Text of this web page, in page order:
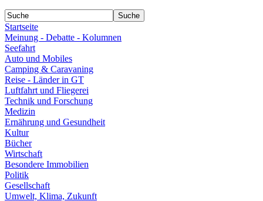
Startseite
Meinung - Debatte - Kolumnen
Seefahrt
Auto und Mobiles
Camping & Caravaning
Reise - Länder in GT
Luftfahrt und Fliegerei
Technik und Forschung
Medizin
Ernährung und Gesundheit
Kultur
Bücher
Wirtschaft
Besondere Immobilien
Politik
Gesellschaft
Umwelt, Klima, Zukunft